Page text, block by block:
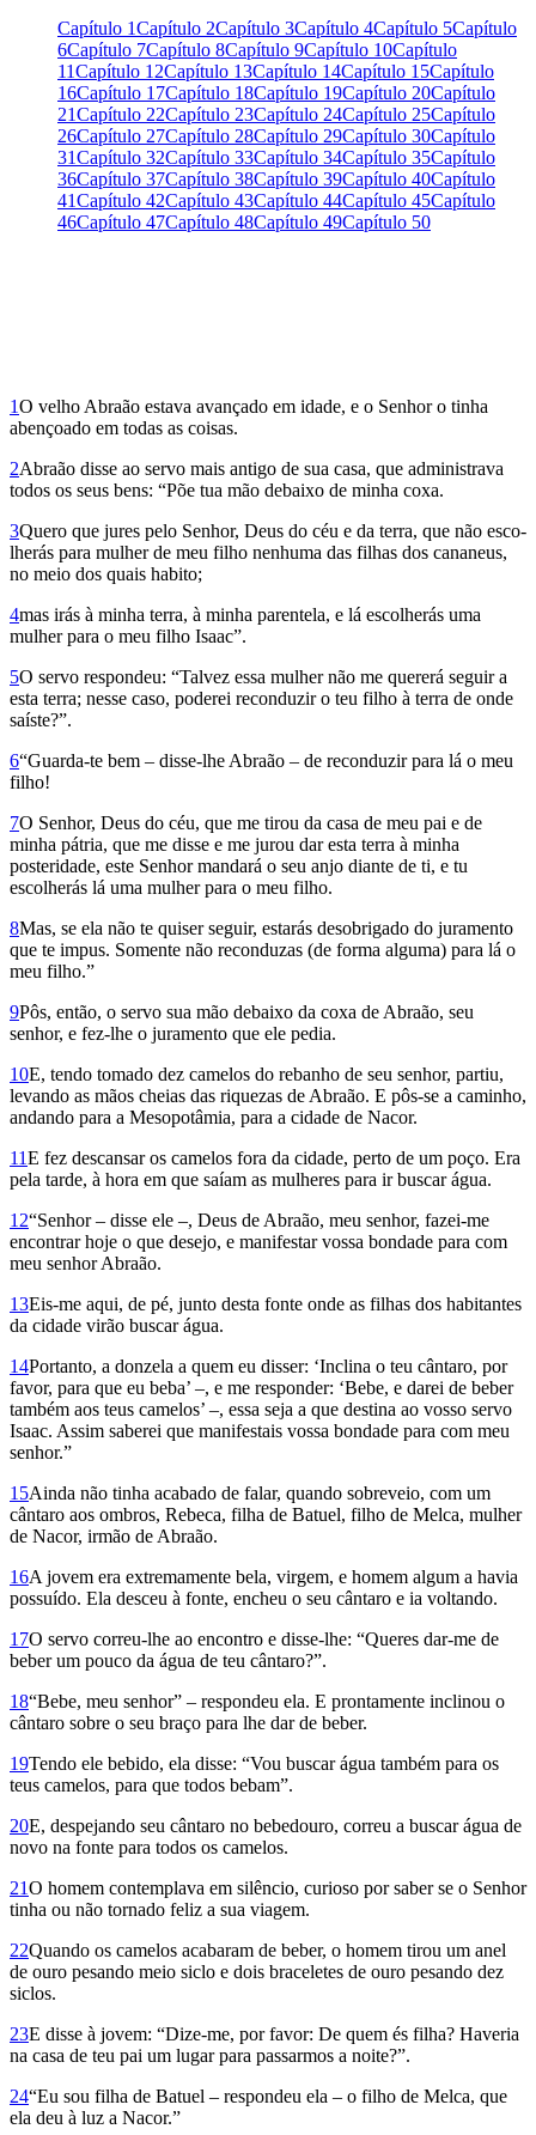
Capítulo 1Capítulo 2Capítulo 3Capítulo 4Capítulo 5Capítulo
6Capítulo 7Capítulo 8Capítulo 9Capítulo 10Capítulo
11Capítulo 12Capítulo 13Capítulo 14Capítulo 15Capítulo
16Capítulo 17Capítulo 18Capítulo 19Capítulo 20Capítulo
21Capítulo 22Capítulo 23Capítulo 24Capítulo 25Capítulo
26Capítulo 27Capítulo 28Capítulo 29Capítulo 30Capítulo
31Capítulo 32Capítulo 33Capítulo 34Capítulo 35Capítulo
36Capítulo 37Capítulo 38Capítulo 39Capítulo 40Capítulo
41Capítulo 42Capítulo 43Capítulo 44Capítulo 45Capítulo
46Capítulo 47Capítulo 48Capítulo 49Capítulo 50
1O velho Abraão estava avançado em idade, e o Se­nhor o tinha
abençoado em todas as coisas.
2Abraão disse ao servo mais antigo de sua casa, que administrava
todos os seus bens: “Põe tua mão debaixo de minha coxa.
3Quero que jures pelo Senhor, Deus do céu e da terra, que não esco­
lherás para mulher de meu filho nenhuma das filhas dos cananeus,
no meio dos quais habito;
4mas irás à minha terra, à minha parentela, e lá escolherás uma
mulher para o meu filho Isaac”.
5O servo respondeu: “Talvez essa mulher não me quererá seguir a
esta terra; nesse caso, poderei reconduzir o teu filho à terra de onde
saíste?”.
6“Guarda-te bem – disse-lhe Abraão – de reconduzir para lá o meu
filho!
7O Senhor, Deus do céu, que me tirou da casa de meu pai e de
minha pátria, que me disse e me jurou dar esta terra à minha
posteridade, este Senhor mandará o seu anjo diante de ti, e tu
escolherás lá uma mulher para o meu filho.
8Mas, se ela não te quiser seguir, estarás desobrigado do juramento
que te impus. Somente não reconduzas (de forma alguma) para lá o
meu filho.”
9Pôs, então, o servo sua mão debaixo da coxa de Abraão, seu
senhor, e fez-lhe o juramento que ele pedia.
10E, tendo tomado dez camelos do rebanho de seu senhor, partiu,
levando as mãos cheias das riquezas de Abraão. E pôs-se a caminho,
andando para a Mesopotâmia, para a cidade de Nacor.
11E fez descansar os camelos fora da cidade, perto de um poço. Era
pela tarde, à hora em que saíam as mulheres para ir buscar água.
12“Senhor – disse ele –, Deus de Abraão, meu senhor, fazei-me
encontrar hoje o que desejo, e manifestar vossa bondade para com
meu senhor Abraão.
13Eis-me aqui, de pé, junto desta fonte onde as filhas dos habitantes
da cidade virão buscar água.
14Portanto, a donzela a quem eu disser: ‘Inclina o teu cântaro, por
favor, para que eu beba’ –, e me responder: ‘Bebe, e darei de beber
também aos teus camelos’ –, essa seja a que destina ao vosso servo
Isaac. Assim saberei que manifestais vossa bondade para com meu
senhor.”
15Ainda não tinha acabado de falar, quando sobreveio, com um
cântaro aos ombros, Rebeca, filha de Batuel, filho de Melca, mulher
de Nacor, irmão de Abraão.
16A jovem era extremamente bela, virgem, e homem algum a havia
possuído. Ela desceu à fonte, encheu o seu cântaro e ia voltando.
17O servo correu-lhe ao encontro e disse-lhe: “Queres dar-me de
beber um pouco da água de teu cântaro?”.
18“Bebe, meu senhor” – respondeu ela. E prontamente inclinou o
cântaro sobre o seu braço para lhe dar de beber.
19Tendo ele bebido, ela disse: “Vou buscar água também para os
teus camelos, para que todos bebam”.
20E, despejando seu cântaro no bebedouro, correu a buscar água de
novo na fonte para todos os camelos.
21O homem contemplava em silêncio, curioso por saber se o Senhor
tinha ou não tornado feliz a sua viagem.
22Quando os camelos acabaram de beber, o homem tirou um anel
de ouro pesando meio siclo e dois braceletes de ouro pesando dez
siclos.
23E disse à jovem: “Dize-me, por favor: De quem és filha? Haveria
na casa de teu pai um lugar para passarmos a noite?”.
24“Eu sou filha de Batuel – respondeu ela – o filho de Melca, que
ela deu à luz a Nacor.”